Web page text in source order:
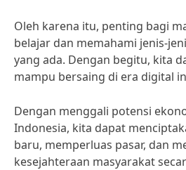
Oleh karena itu, penting bagi
belajar dan memahami jenis-
yang ada. Dengan begitu, kita
mampu bersaing di era digital
Dengan menggali potensi
Indonesia, kita dapat
baru, memperluas pasar, dan
kesejahteraan masyarakat